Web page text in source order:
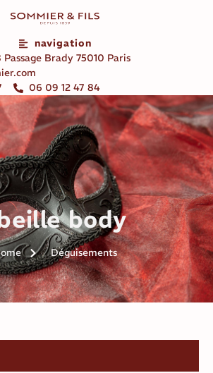
navigation
Passage Brady 75010 Paris
06 09 12 47 84
body
Déguisements